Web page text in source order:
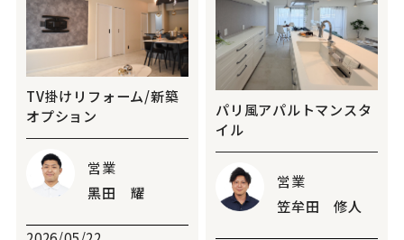
TV掛けリフォーム/新築
オプション
営業
黑田 耀
パリ風アパルトマンスタ
イル
営業
笠牟田 修人